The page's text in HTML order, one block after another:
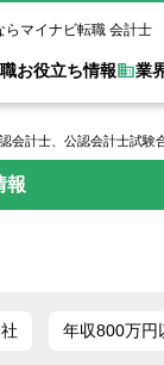
マイナビ転職 会計士
ビス
お役立ち情報
職
業
査法人
務所・税理士法人
会計士、公認会計士試験
報
年収800万円